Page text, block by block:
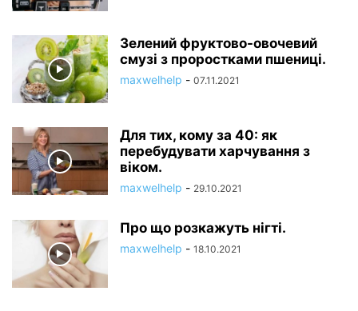
Зелений фруктово-овочевий
смузі з проростками пшениці.
maxwelhelp - 07.11.2021
Для тих, кому за 40: як
перебудувати харчування з
віком.
maxwelhelp - 29.10.2021
Про що розкажуть нігті.
maxwelhelp - 18.10.2021